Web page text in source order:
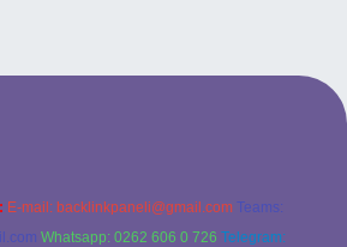
E-mail: backlinkpaneli@gmail.com Teams:
Whatsapp: 0262 606 0 726 Telegram: